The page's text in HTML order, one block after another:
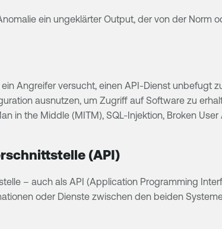
ein ungeklärter Output, der von der Norm
Angreifer versucht, einen API-Dienst
ausnutzen, um Zugriff auf Software zu
in the Middle (MITM), SQL-Injektion, Broken
(API)
– auch als API (Application Programming
oder Dienste zwischen den beiden